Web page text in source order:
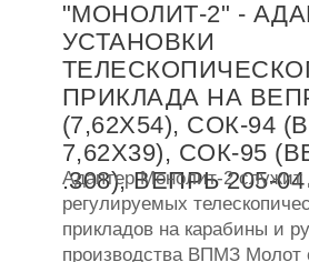
"МОНОЛИТ-2" -
УСТАНОВКИ
ПРИКЛАДА НА
(7,62Х54), СОК-94
7,62Х39), СОК-95
.308), ВЕПРЬ 205-04
Адаптер Монолит-2 служит
регулируемых
прикладов на карабины и
производства ВПМЗ Молот